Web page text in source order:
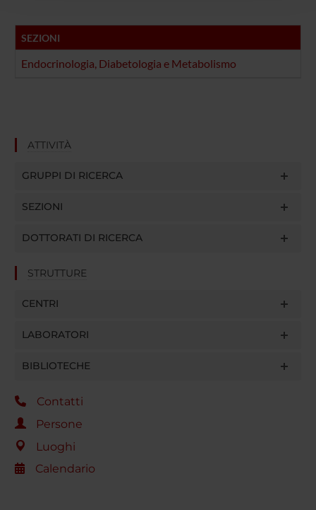
SEZIONI
Endocrinologia, Diabetologia e Metabolismo
ATTIVITÀ
GRUPPI DI RICERCA
SEZIONI
DOTTORATI DI RICERCA
STRUTTURE
CENTRI
LABORATORI
BIBLIOTECHE
Contatti
Persone
Luoghi
Calendario